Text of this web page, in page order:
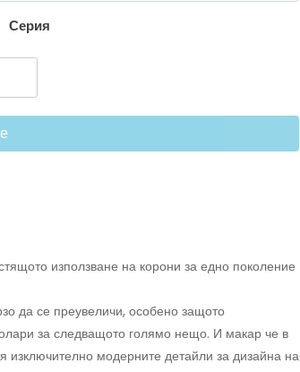
Серия
използване на корони за едно поколение
да се преувеличи, особено защото
за следващото голямо нещо. И макар че в
изключително модерните детайли за дизайна на